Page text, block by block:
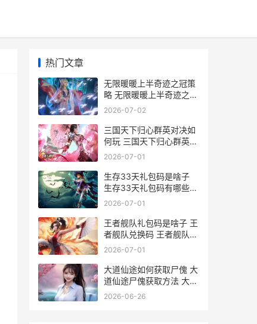
热门文章
无限暖暖上半奇迹之冠策
略 无限暖暖上半奇迹之冠
如何玩 暖暖限时定制必买
2026-07-02
三国天下归心群英对决如
何玩 三国天下归心群英对
决阵型主推 三国天下归心
国天下归心游戏
2026-07-01
生存33天礼包码是啥子
生存33天礼包码有哪些
生存33天礼包码大全
2026-07-01
王者舰队礼包码是啥子 王
者舰队兑换码 王者舰队礼
包码最新
2026-07-01
大道仙途如何获取尸傀 大
道仙途尸傀获取方法 大道
仙途尸傀获取策略 大道仙
2026-06-26